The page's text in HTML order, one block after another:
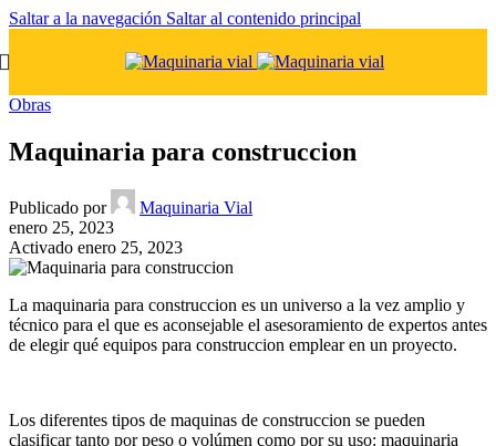
Saltar a la navegación Saltar al contenido principal
Obras
Maquinaria para construccion
Publicado por
Maquinaria Vial
enero 25, 2023
Activado enero 25, 2023
La maquinaria para construccion es un universo a la vez amplio y
técnico para el que es aconsejable el asesoramiento de expertos antes
de elegir qué equipos para construccion emplear en un proyecto.
Los diferentes tipos de maquinas de construccion se pueden
clasificar tanto por peso o volúmen como por su uso: maquinaria